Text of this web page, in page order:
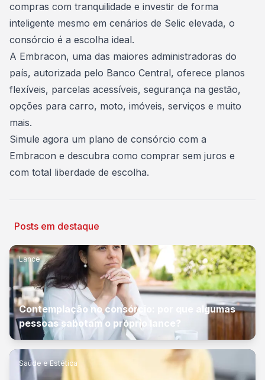
compras com tranquilidade e investir de forma
inteligente mesmo em cenários de Selic elevada, o
consórcio é a escolha ideal.
A Embracon, uma das maiores administradoras do
país, autorizada pelo Banco Central, oferece planos
flexíveis, parcelas acessíveis, segurança na gestão,
opções para carro, moto, imóveis, serviços e muito
mais.
Simule agora um plano de consórcio com a
Embracon e descubra como comprar sem juros e
com total liberdade de escolha.
Posts em destaque
Lance
Contemplação no consórcio: por que algumas
pessoas sabotam o próprio lance?
Saúde e Estética